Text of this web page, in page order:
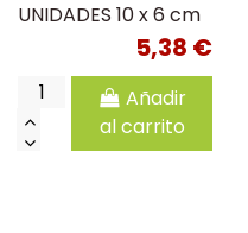
UNIDADES 10 x 6 cm
5,38 €
Añadir
al carrito